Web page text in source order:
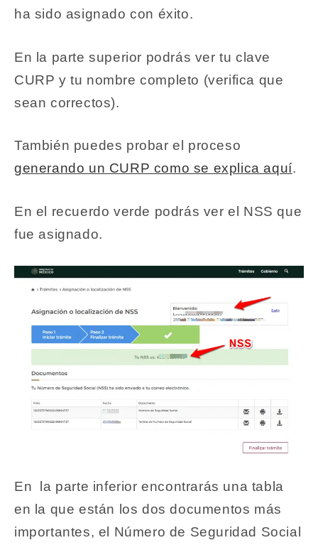
ha sido asignado con éxito.
En la parte superior podrás ver tu clave
CURP y tu nombre completo (verifica que
sean correctos).
También puedes probar el proceso
generando un CURP como se explica aquí.
En el recuerdo verde podrás ver el NSS que
fue asignado.
En la parte inferior encontrarás una tabla
en la que están los dos documentos más
importantes, el Número de Seguridad Social